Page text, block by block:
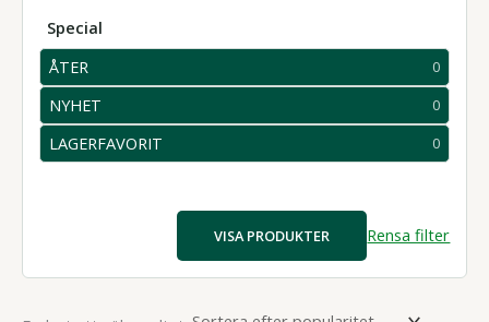
Special
ÅTER
0
0
produkter
NYHET 0
0
produkter
LAGERFAVORIT 0
0
VISA PRODUKTER Rensa filter